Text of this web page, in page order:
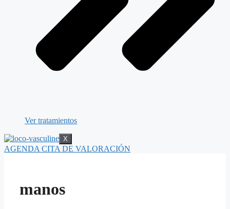
Ver tratamientos
X
AGENDA CITA DE VALORACIÓN
manos